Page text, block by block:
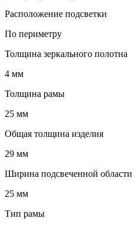
Расположение подсветки
По периметру
Толщина зеркального полотна
4 мм
Толщина рамы
25 мм
Общая толщина изделия
29 мм
Ширина подсвеченной области
25 мм
Тип рамы